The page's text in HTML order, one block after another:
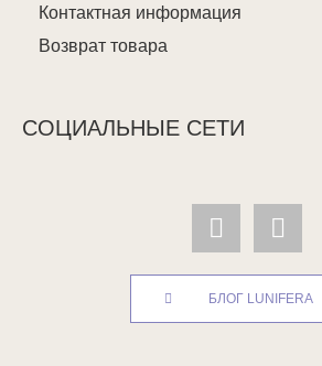
Контактная информация
Возврат товара
СОЦИАЛЬНЫЕ СЕТИ
БЛОГ LUNIFERA